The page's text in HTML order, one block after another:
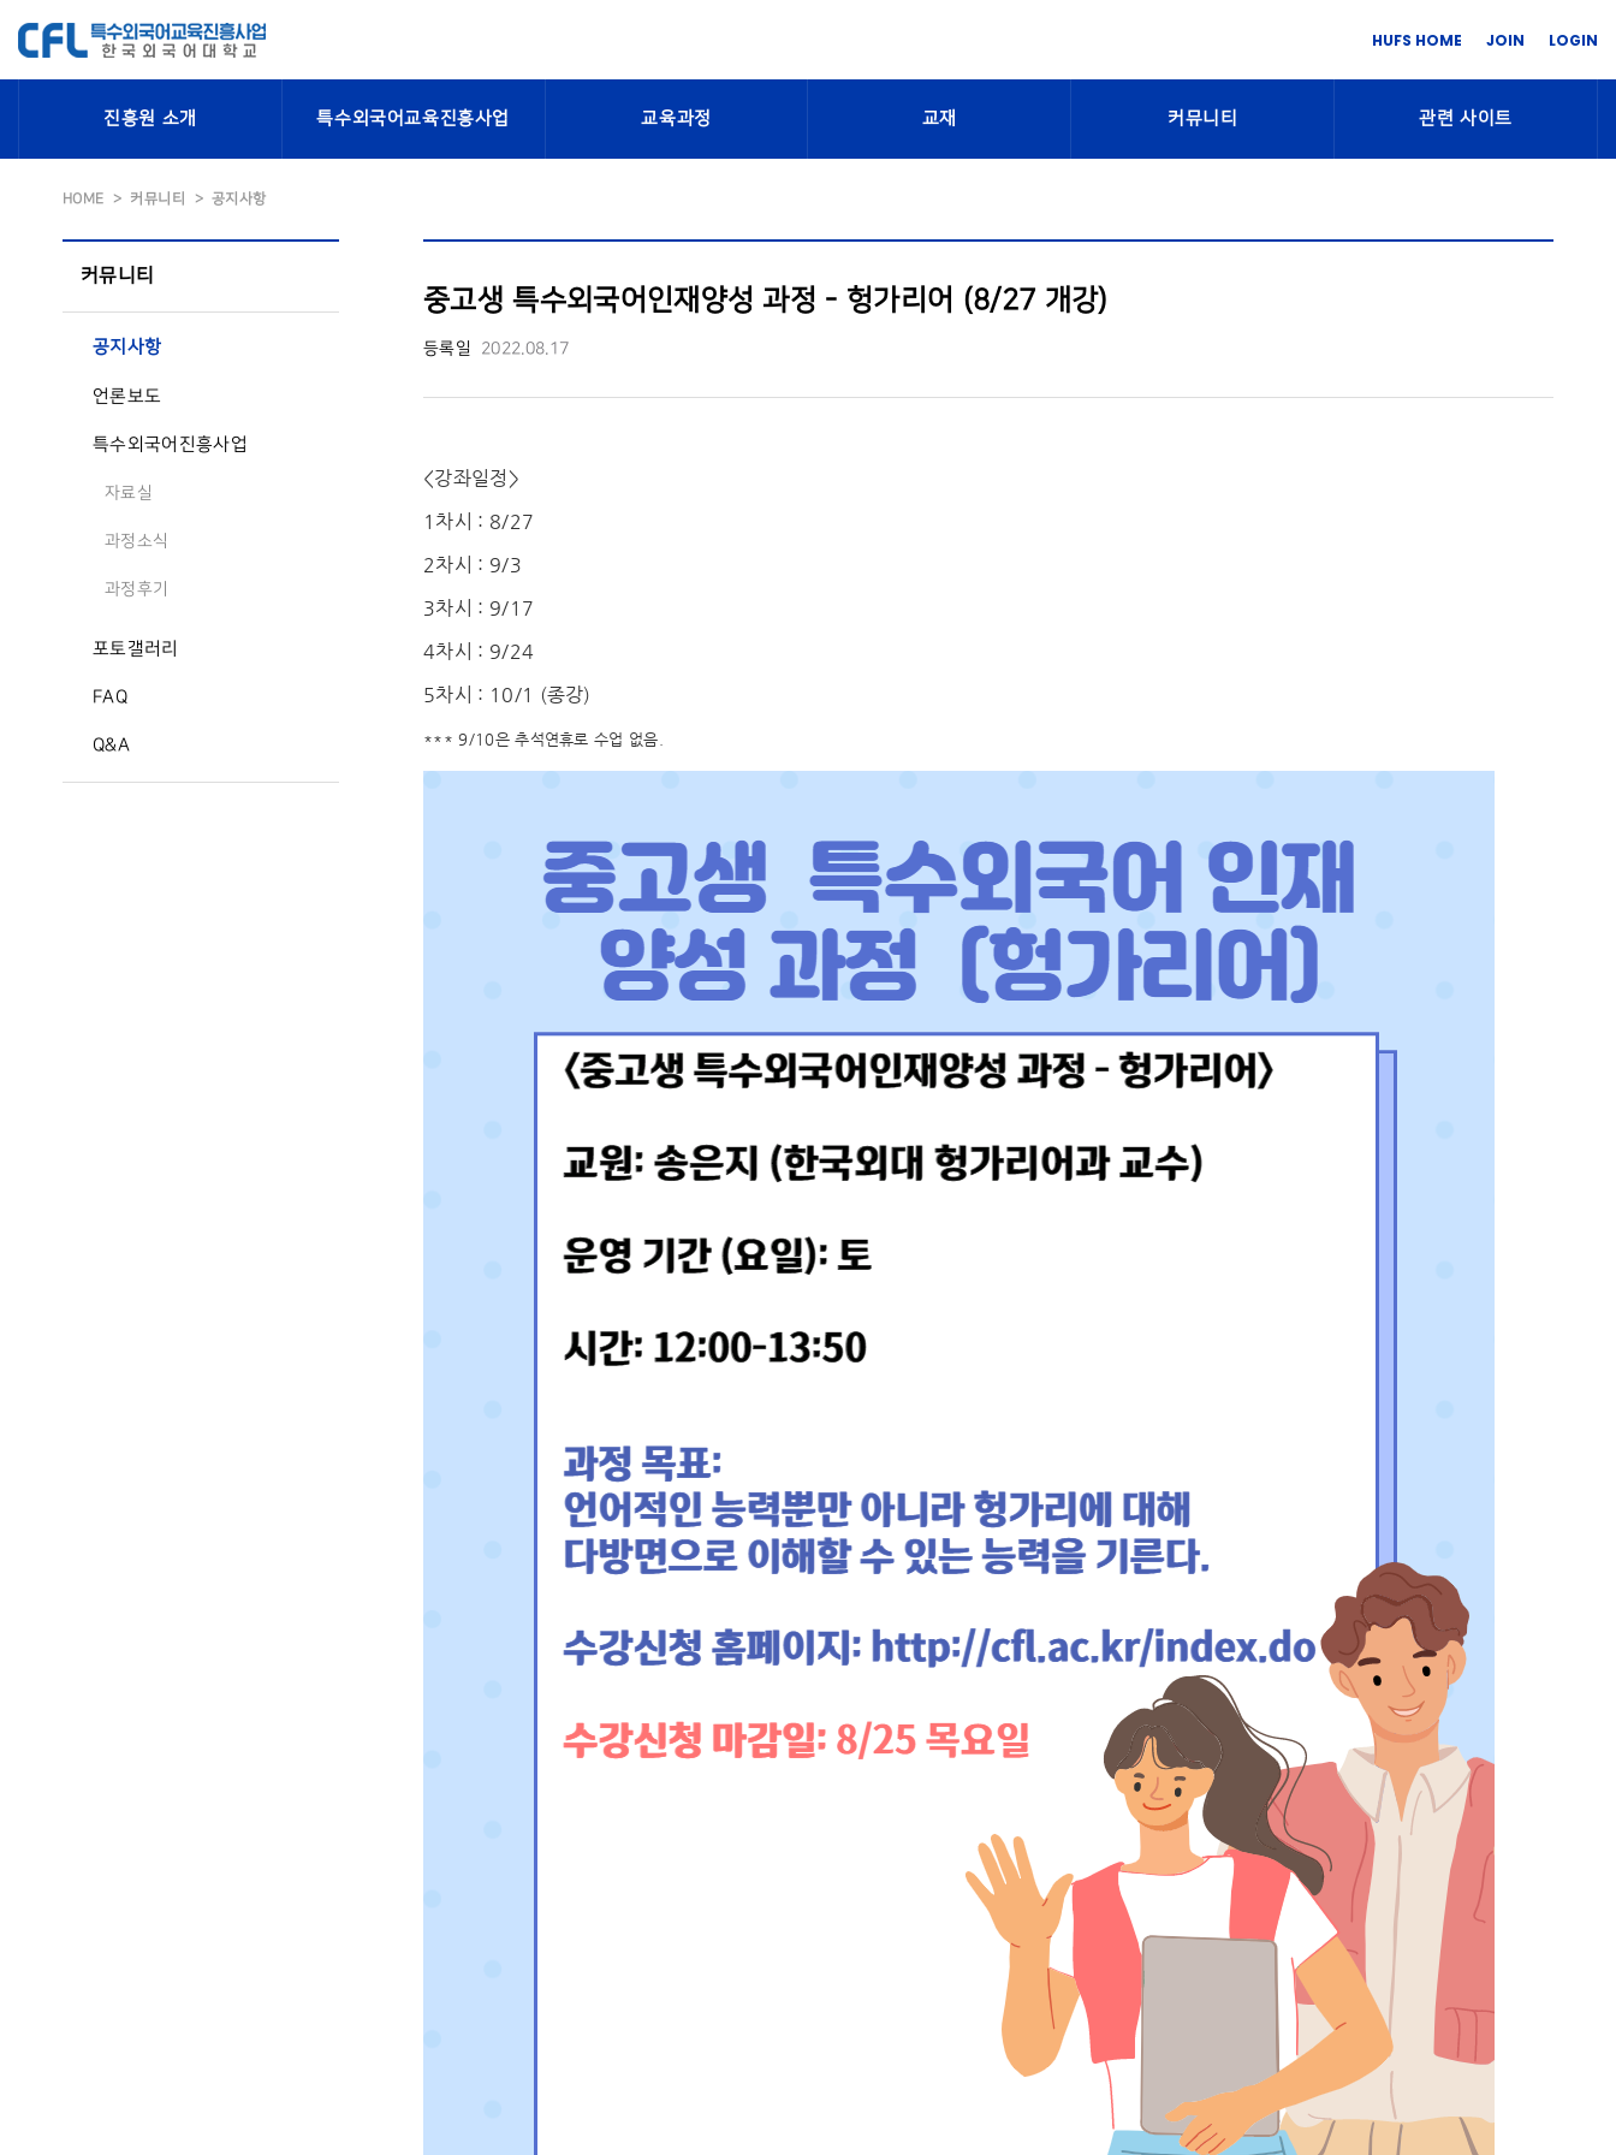
HUFS HOME JOIN LOGIN
진흥원 소개 특수외국어교육진흥사업 교육과정 교재 커뮤니티 관련 사이트
HOME 커뮤니티 공지사항
커뮤니티
공지사항
언론보도
특수외국어진흥사업
자료실
과정소식
과정후기
포토갤러리
FAQ
Q&A
중고생 특수외국어인재양성 과정 - 헝가리어 (8/27 개강)
등록일 2022.08.17
<강좌일정>
1차시 : 8/27
2차시 : 9/3
3차시 : 9/17
4차시 : 9/24
5차시 : 10/1 (종강)
*** 9/10은 추석연휴로 수업 없음.